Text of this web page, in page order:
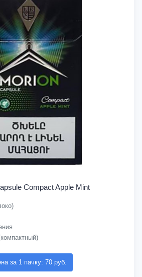
Compact Apple Mint
за 1 пачку: 70 руб.